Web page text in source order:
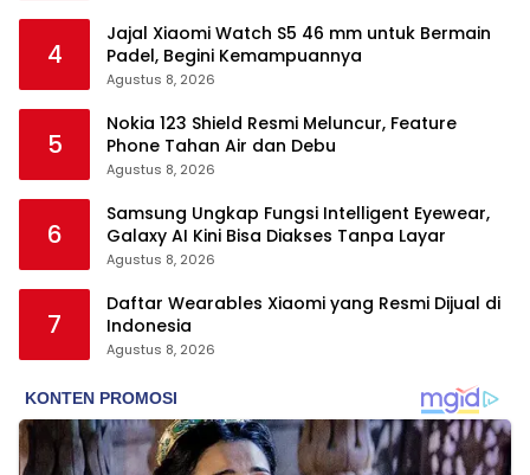
4
Jajal Xiaomi Watch S5 46 mm untuk Bermain
Padel, Begini Kemampuannya
Agustus 8, 2026
5
Nokia 123 Shield Resmi Meluncur, Feature
Phone Tahan Air dan Debu
Agustus 8, 2026
6
Samsung Ungkap Fungsi Intelligent Eyewear,
Galaxy AI Kini Bisa Diakses Tanpa Layar
Agustus 8, 2026
7
Daftar Wearables Xiaomi yang Resmi Dijual di
Indonesia
Agustus 8, 2026